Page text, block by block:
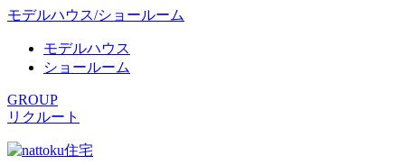
モデルハウス/ショールーム
モデルハウス
ショールーム
GROUP
リクルート